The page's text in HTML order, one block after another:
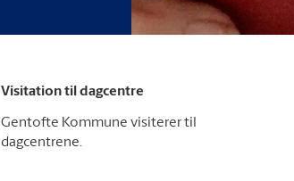
Visitation til dagcentre
Gentofte Kommune visiterer til
dagcentrene.